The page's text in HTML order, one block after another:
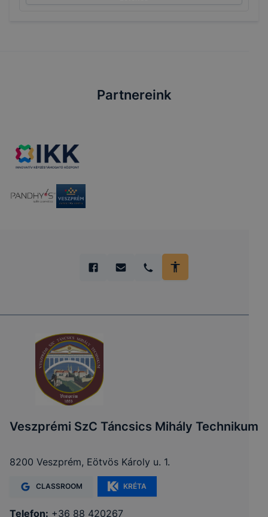
Partnereink
Veszprémi SzC Táncsics Mihály Technikum
8200 Veszprém, Eötvös Károly u. 1.
CLASSROOM KRÉTA
Telefon: +36 88 420267